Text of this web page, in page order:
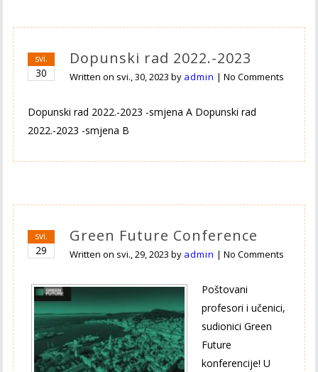
svi.
30
Dopunski rad 2022.-2023
Written on svi., 30, 2023 by admin |No Comments
Dopunski rad 2022.-2023 -smjena A Dopunski rad
2022.-2023 -smjena B
svi.
29
Green Future Conference
Written on svi., 29, 2023 by admin |No Comments
Poštovani
profesori i učenici,
sudionici Green
Future
konferencije! U